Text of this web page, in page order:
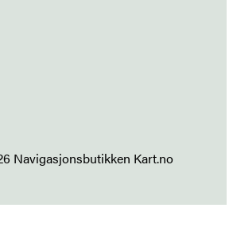
Navigasjonsbutikken Kart.no